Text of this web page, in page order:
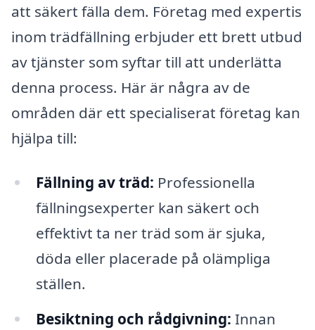
att säkert fälla dem. Företag med expertis
inom trädfällning erbjuder ett brett utbud
av tjänster som syftar till att underlätta
denna process. Här är några av de
områden där ett specialiserat företag kan
hjälpa till:
Fällning av träd: Professionella
fällningsexperter kan säkert och
effektivt ta ner träd som är sjuka,
döda eller placerade på olämpliga
ställen.
Besiktning och rådgivning: Innan